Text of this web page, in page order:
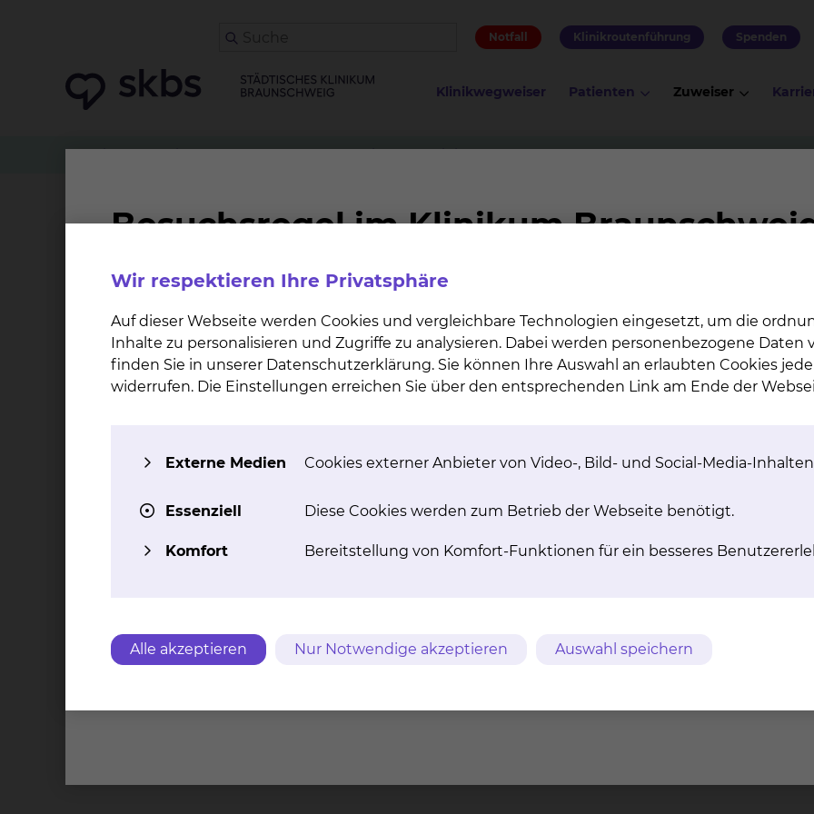
Notfall Klinikroutenführung Spenden
Klinikwegweiser Patienten Zuweiser
Zuweiser Patient anmelden Nephrologie & Blutreinigung Fernseher
Fernseher
Jedes unserer Zimmer, das nicht im Neubau Ost verortet ist, ist mit einem Fernseher zum
Empfang werden Kopfhörer benötigt. Sofern Sie über keine Kopfhörer verfügen, können diese
Zimmer, die den Kliniken und Stationen im Neubau angehören, verfügen über keinen Fernseh-,
mobiles Endgerät mitgebracht werden.
Wir respektieren Ihre Privatsphäre
Auf dieser Webseite werden Cookies und vergleichbare Technologien eingesetzt, um die
Inhalte zu personalisieren und Zugriffe zu analysieren. Dabei werden personenbezogene Daten
finden Sie in unserer Datenschutzerklärung. Sie können Ihre Auswahl an erlaubten Cookies
widerrufen. Die Einstellungen erreichen Sie über den entsprechenden Link am Ende der
Externe Medien Cookies externer Anbieter von Video-, Bild- und Social-Media-
Essenziell Diese Cookies werden zum Betrieb der Webseite benötigt.
Komfort Bereitstellung von Komfort-Funktionen für ein besseres
Alle akzeptieren Nur Notwendige akzeptieren Auswahl speichern